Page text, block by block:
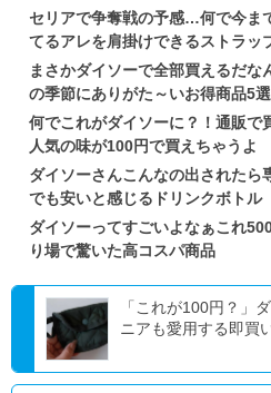
セリアで争奪戦の予感…何で今ま
てるアレを肩掛けできるストラッ
まさかダイソーで全部買えるだ
の季節にありがた～いお得商品5選
何でこれがダイソーに？！通販で
人気の味が100円で買えちゃうよ
ダイソーさんこんなの出されたら
でも安いと感じるドリンクボトル
ダイソーってすごいよなぁこれ
り場で驚いた高コスパ商品
「これが100円？」
ニアも愛用する即買